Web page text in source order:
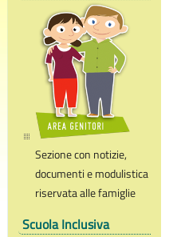
Sezione con notizie,
documenti e modulistica
riservata alle famiglie
Scuola Inclusiva